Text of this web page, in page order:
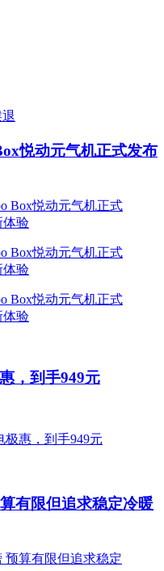
悦动元气机正式发布
，到手949元
有限但追求稳定冷暖